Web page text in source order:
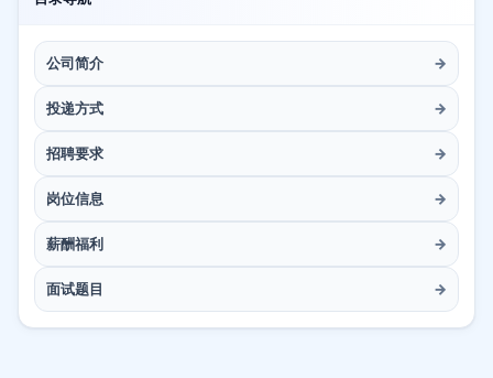
公司简介 →
投递方式 →
招聘要求 →
岗位信息 →
薪酬福利 →
面试题目 →